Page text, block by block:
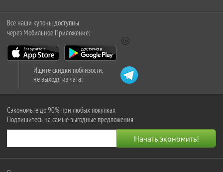
Все наши купоны доступны
через Мобильное Приложение:
Ищите скидки поблизости,
не выходя из чата:
Сэкономьте до 90% при любых покупках
Подпишитесь на самые выгодные предложения